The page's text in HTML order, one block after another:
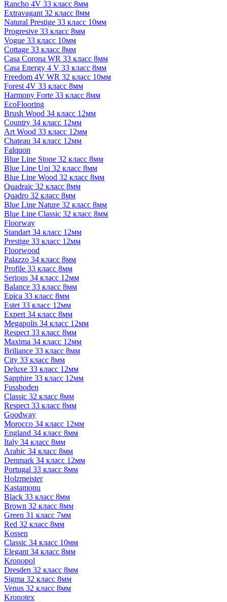
Rancho 4V 33 класс 8мм
Extravagant 32 класс 8мм
Natural Prestige 33 класс 10мм
Progresive 33 класс 8мм
Vogue 33 класс 10мм
Cottage 33 класс 8мм
Casa Corona WR 33 класс 8мм
Casa Energy 4 V 33 класс 8мм
Freedom 4V WR 32 класс 10мм
Forest 4V 33 класс 8мм
Harmony Forte 33 класс 8мм
EcoFlooring
Brush Wood 34 класс 12мм
Country 34 класс 12мм
Art Wood 33 класс 12мм
Chateau 34 класс 12мм
Falquon
Blue Line Stone 32 класс 8мм
Blue Line Uni 32 класс 8мм
Blue Line Wood 32 класс 8мм
Quadraic 32 класс 8мм
Quadro 32 класс 8мм
Blue Line Nature 32 класс 8мм
Blue Line Classic 32 класс 8мм
Floorway
Standart 34 класс 12мм
Prestige 33 класс 12мм
Floorwood
Palazzo 34 класс 8мм
Profile 33 класс 8мм
Serious 34 класс 12мм
Balance 33 класс 8мм
Epica 33 класс 8мм
Estet 33 класс 12мм
Expert 34 класс 8мм
Megapolis 34 класс 12мм
Respect 33 класс 8мм
Maxima 34 класс 12мм
Briliance 33 класс 8мм
City 33 класс 8мм
Deluxe 33 класс 12мм
Sapphire 33 класс 12мм
Fussboden
Classic 32 класс 8мм
Respect 33 класс 8мм
Goodway
Morocco 34 класс 12мм
England 34 класс 8мм
Italy 34 класс 8мм
Arabic 34 класс 8мм
Denmark 34 класс 12мм
Portugal 33 класс 8мм
Holzmeister
Kastamonu
Black 33 класс 8мм
Brown 32 класс 8мм
Green 31 класс 7мм
Red 32 класс 8мм
Kossen
Classic 34 класс 10мм
Elegant 34 класс 8мм
Kronopol
Dresden 32 класс 8мм
Sigma 32 класс 8мм
Venus 32 класс 8мм
Kronotex